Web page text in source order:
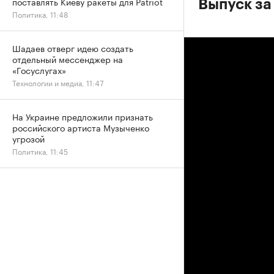
Выпуск
Политика, 11:48
Шадаев отверг идею создать
отдельный мессенджер на
«Госуслугах»
Технологии и медиа, 11:47
На Украине предложили признать
российского артиста Музыченко
угрозой
Политика, 11:45